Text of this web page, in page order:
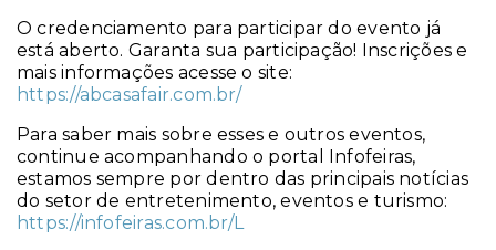
O credenciamento para participar do evento já
está aberto. Garanta sua participação! Inscrições e
mais informações acesse o site:
https://abcasafair.com.br/
Para saber mais sobre esses e outros eventos,
continue acompanhando o portal Infofeiras,
estamos sempre por dentro das principais notícias
do setor de entretenimento, eventos e turismo:
https://infofeiras.com.br/L